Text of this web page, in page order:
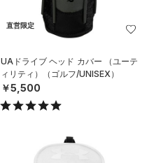
直営限定
UAドライブ ヘッド カバー （ユーテ
ィリティ）（ゴルフ/UNISEX）
￥5,500